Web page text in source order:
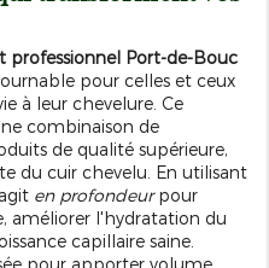
professionnel Port-de-Bouc
pour celles et ceux
à leur chevelure. Ce
combinaison de
de qualité supérieure,
du cuir chevelu. En utilisant
en profondeurpour
améliorer l'hydratation du
capillaire saine.
pour apporter volume,